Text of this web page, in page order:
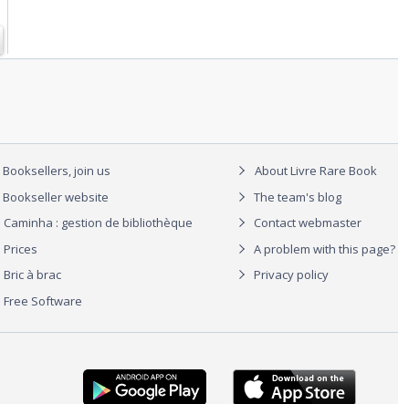
Booksellers, join us
Bookseller website
Caminha : gestion de bibliothèque
Prices
Bric à brac
Free Software
About Livre Rare Book
The team's blog
Contact webmaster
A problem with this page?
Privacy policy